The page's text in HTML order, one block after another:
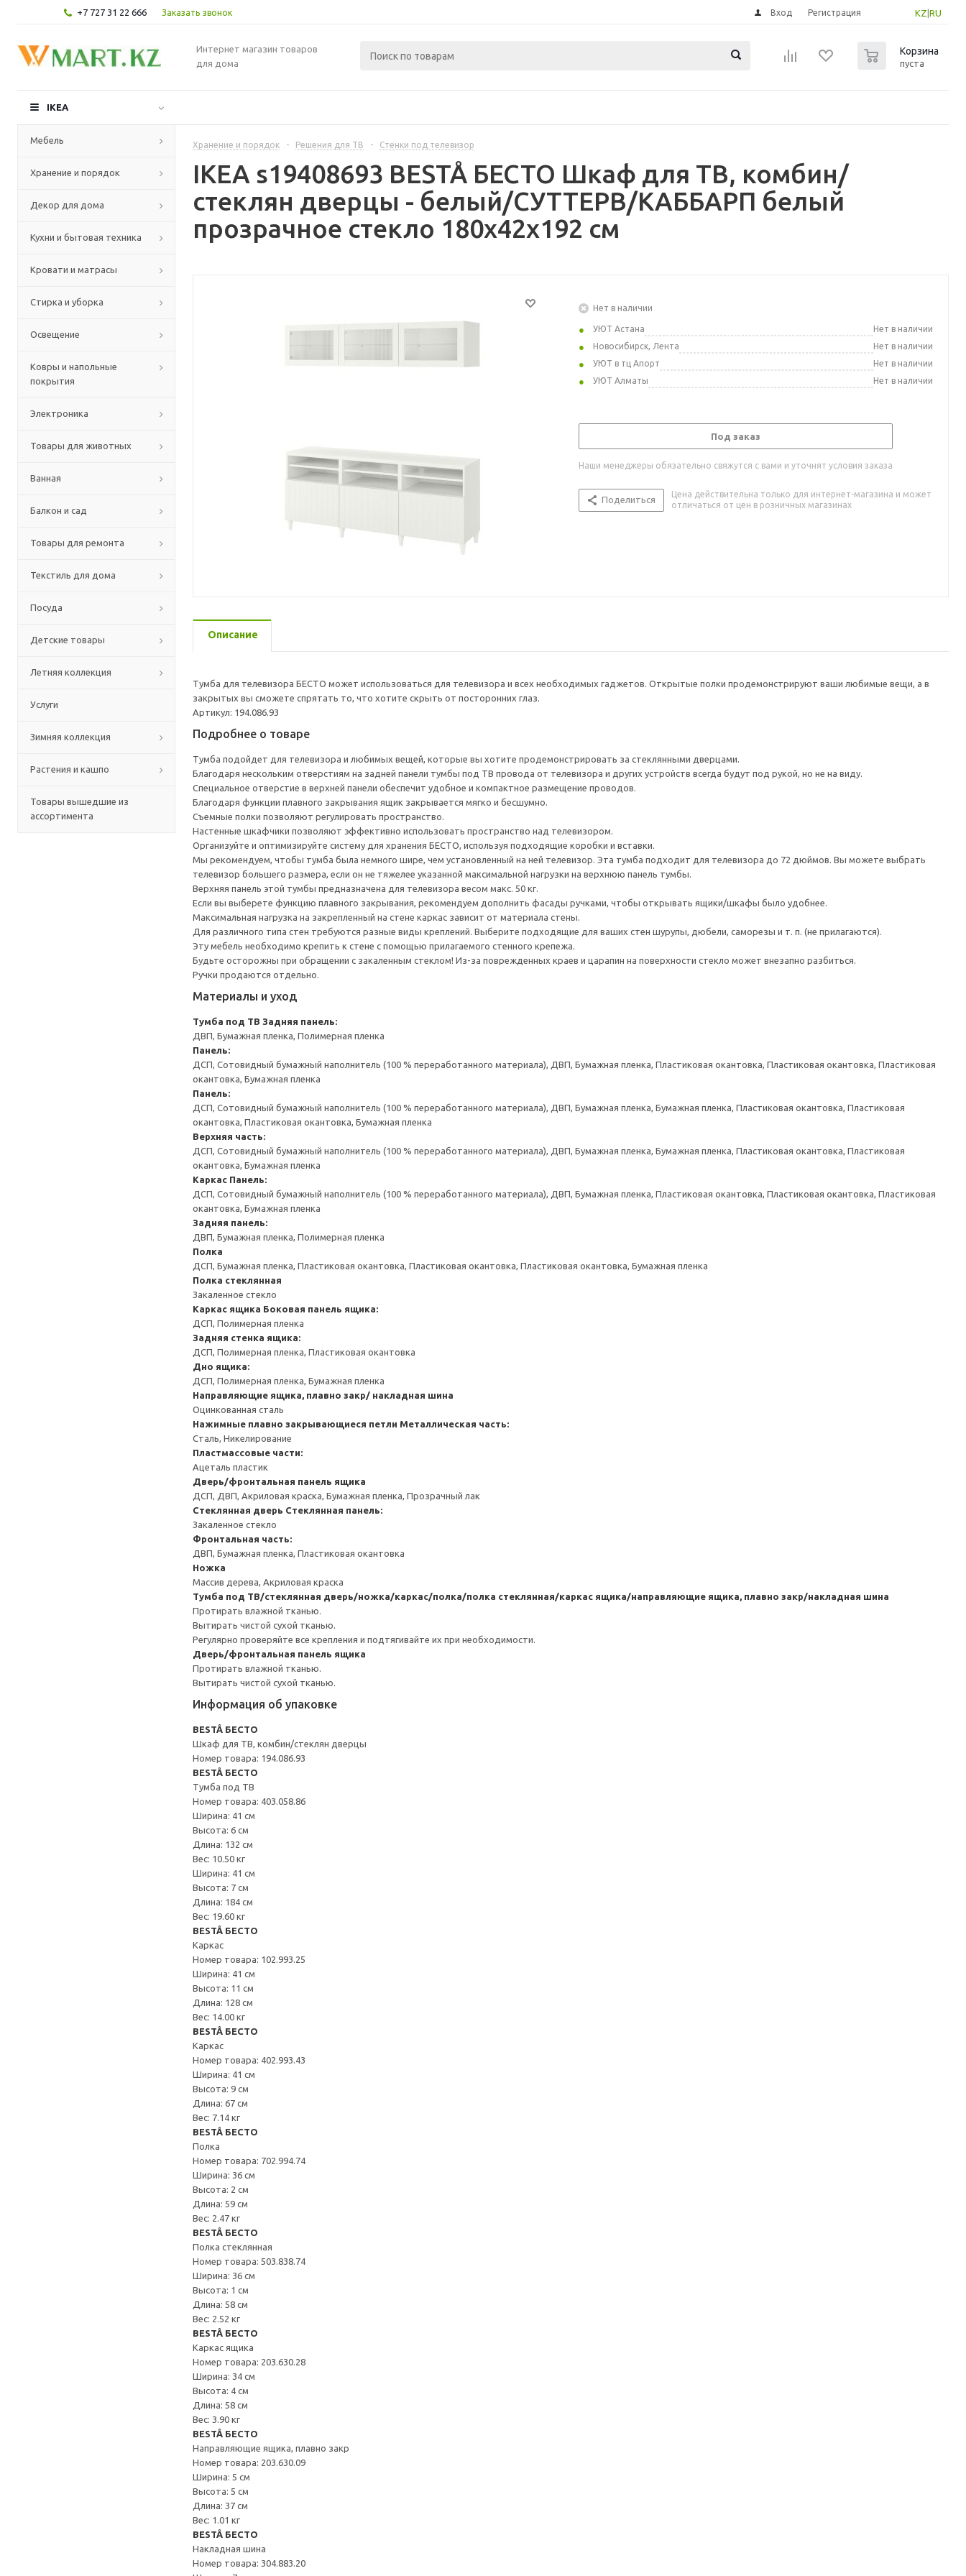
+7 727 31 22 666 Заказать звонок KZ RU
Вход Регистрация
Интернет магазин товаров
для дома
Корзина
пуста
IKEA
Мебель
Хранение и порядок
Декор для дома
Кухни и бытовая техника
Кровати и матрасы
Стирка и уборка
Освещение
Ковры и напольные
покрытия
Электроника
Товары для животных
Ванная
Балкон и сад
Товары для ремонта
Текстиль для дома
Посуда
Детские товары
Летняя коллекция
Услуги
Зимняя коллекция
Растения и кашпо
Товары вышедшие из
ассортимента
Хранение и порядок - Решения для ТВ - Стенки под телевизор
IKEA s19408693 BESTÅ БЕСТО Шкаф для ТВ, комбин/
стеклян дверцы - белый/СУТТЕРВ/КАББАРП белый
прозрачное стекло 180x42x192 см
Нет в наличии
УЮТ Астана
Нет в наличии
Новосибирск, Лента
Нет в наличии
УЮТ в тц Апорт
Нет в наличии
УЮТ Алматы
Нет в наличии
Под заказ
Наши менеджеры обязательно свяжутся с вами и уточнят условия заказа
Поделиться
Цена действительна только для интернет-магазина и может
отличаться от цен в розничных магазинах
Описание
Тумба для телевизора БЕСТО может использоваться для телевизора и всех необходимых гаджетов. Открытые полки продемонстрируют ваши любимые вещи, а в
закрытых вы сможете спрятать то, что хотите скрыть от посторонних глаз.
Артикул: 194.086.93
Подробнее о товаре
Тумба подойдет для телевизора и любимых вещей, которые вы хотите продемонстрировать за стеклянными дверцами.
Благодаря нескольким отверстиям на задней панели тумбы под ТВ провода от телевизора и других устройств всегда будут под рукой, но не на виду.
Специальное отверстие в верхней панели обеспечит удобное и компактное размещение проводов.
Благодаря функции плавного закрывания ящик закрывается мягко и бесшумно.
Съемные полки позволяют регулировать пространство.
Настенные шкафчики позволяют эффективно использовать пространство над телевизором.
Организуйте и оптимизируйте систему для хранения БЕСТО, используя подходящие коробки и вставки.
Мы рекомендуем, чтобы тумба была немного шире, чем установленный на ней телевизор. Эта тумба подходит для телевизора до 72 дюймов. Вы можете выбрать
телевизор большего размера, если он не тяжелее указанной максимальной нагрузки на верхнюю панель тумбы.
Верхняя панель этой тумбы предназначена для телевизора весом макс. 50 кг.
Если вы выберете функцию плавного закрывания, рекомендуем дополнить фасады ручками, чтобы открывать ящики/шкафы было удобнее.
Максимальная нагрузка на закрепленный на стене каркас зависит от материала стены.
Для различного типа стен требуются разные виды креплений. Выберите подходящие для ваших стен шурупы, дюбели, саморезы и т. п. (не прилагаются).
Эту мебель необходимо крепить к стене с помощью прилагаемого стенного крепежа.
Будьте осторожны при обращении с закаленным стеклом! Из-за поврежденных краев и царапин на поверхности стекло может внезапно разбиться.
Ручки продаются отдельно.
Материалы и уход
Тумба под ТВ Задняя панель:
ДВП, Бумажная пленка, Полимерная пленка
Панель:
ДСП, Сотовидный бумажный наполнитель (100 % переработанного материала), ДВП, Бумажная пленка, Пластиковая окантовка, Пластиковая окантовка, Пластиковая
окантовка, Бумажная пленка
Панель:
ДСП, Сотовидный бумажный наполнитель (100 % переработанного материала), ДВП, Бумажная пленка, Бумажная пленка, Пластиковая окантовка, Пластиковая
окантовка, Пластиковая окантовка, Бумажная пленка
Верхняя часть:
ДСП, Сотовидный бумажный наполнитель (100 % переработанного материала), ДВП, Бумажная пленка, Бумажная пленка, Пластиковая окантовка, Пластиковая
окантовка, Бумажная пленка
Каркас Панель:
ДСП, Сотовидный бумажный наполнитель (100 % переработанного материала), ДВП, Бумажная пленка, Пластиковая окантовка, Пластиковая окантовка, Пластиковая
окантовка, Бумажная пленка
Задняя панель:
ДВП, Бумажная пленка, Полимерная пленка
Полка
ДСП, Бумажная пленка, Пластиковая окантовка, Пластиковая окантовка, Пластиковая окантовка, Бумажная пленка
Полка стеклянная
Закаленное стекло
Каркас ящика Боковая панель ящика:
ДСП, Полимерная пленка
Задняя стенка ящика:
ДСП, Полимерная пленка, Пластиковая окантовка
Дно ящика:
ДСП, Полимерная пленка, Бумажная пленка
Направляющие ящика, плавно закр/ накладная шина
Оцинкованная сталь
Нажимные плавно закрывающиеся петли Металлическая часть:
Сталь, Никелирование
Пластмассовые части:
Ацеталь пластик
Дверь/фронтальная панель ящика
ДСП, ДВП, Акриловая краска, Бумажная пленка, Прозрачный лак
Стеклянная дверь Стеклянная панель:
Закаленное стекло
Фронтальная часть:
ДВП, Бумажная пленка, Пластиковая окантовка
Ножка
Массив дерева, Акриловая краска
Тумба под ТВ/стеклянная дверь/ножка/каркас/полка/полка стеклянная/каркас ящика/направляющие ящика, плавно закр/накладная шина
Протирать влажной тканью.
Вытирать чистой сухой тканью.
Регулярно проверяйте все крепления и подтягивайте их при необходимости.
Дверь/фронтальная панель ящика
Протирать влажной тканью.
Вытирать чистой сухой тканью.
Информация об упаковке
BESTÅ БЕСТО
Шкаф для ТВ, комбин/стеклян дверцы
Номер товара: 194.086.93
BESTÅ БЕСТО
Тумба под ТВ
Номер товара: 403.058.86
Ширина: 41 см
Высота: 6 см
Длина: 132 см
Вес: 10.50 кг
Ширина: 41 см
Высота: 7 см
Длина: 184 см
Вес: 19.60 кг
BESTÅ БЕСТО
Каркас
Номер товара: 102.993.25
Ширина: 41 см
Высота: 11 см
Длина: 128 см
Вес: 14.00 кг
BESTÅ БЕСТО
Каркас
Номер товара: 402.993.43
Ширина: 41 см
Высота: 9 см
Длина: 67 см
Вес: 7.14 кг
BESTÅ БЕСТО
Полка
Номер товара: 702.994.74
Ширина: 36 см
Высота: 2 см
Длина: 59 см
Вес: 2.47 кг
BESTÅ БЕСТО
Полка стеклянная
Номер товара: 503.838.74
Ширина: 36 см
Высота: 1 см
Длина: 58 см
Вес: 2.52 кг
BESTÅ БЕСТО
Каркас ящика
Номер товара: 203.630.28
Ширина: 34 см
Высота: 4 см
Длина: 58 см
Вес: 3.90 кг
BESTÅ БЕСТО
Направляющие ящика, плавно закр
Номер товара: 203.630.09
Ширина: 5 см
Высота: 5 см
Длина: 37 см
Вес: 1.01 кг
BESTÅ БЕСТО
Накладная шина
Номер товара: 304.883.20